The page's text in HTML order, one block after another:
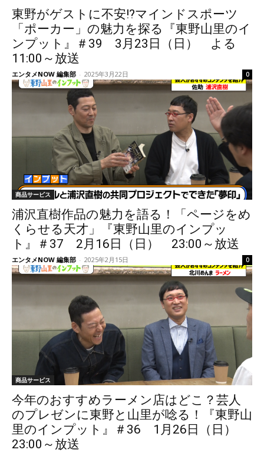
東野がゲストに不安!?マインドスポーツ
「ポーカー」の魅力を探る『東野山里のイ
ンプット』＃39 3月23日（日） よる
11:00～放送
エンタメNOW 編集部 - 2025年3月22日 0
商品サービス
浦沢直樹作品の魅力を語る！「ページをめ
くらせる天才」『東野山里のインプッ
ト』＃37 2月16日（日） 23:00～放送
エンタメNOW 編集部 - 2025年2月15日 0
商品サービス
今年のおすすめラーメン店はどこ？芸人
のプレゼンに東野と山里が唸る！『東野山
里のインプット』＃36 1月26日（日）
23:00～放送